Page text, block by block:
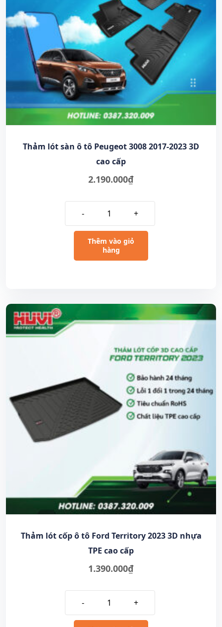
Thảm lót sàn ô tô Peugeot 3008 2017-2023 3D
cao cấp
2.190.000₫
- +
Thêm vào giỏ
hàng
Thảm lót cốp ô tô Ford Territory 2023 3D nhựa
TPE cao cấp
1.390.000₫
- +